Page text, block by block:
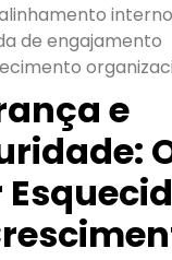
interno
de engajamento
e